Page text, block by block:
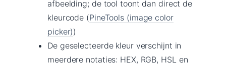
afbeelding; de tool toont dan direct de
kleurcode (PineTools (image color
picker))
De geselecteerde kleur verschijnt in
meerdere notaties: HEX, RGB, HSL en